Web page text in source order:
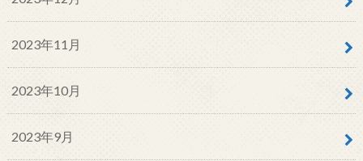
2023年11月
2023年10月
2023年9月